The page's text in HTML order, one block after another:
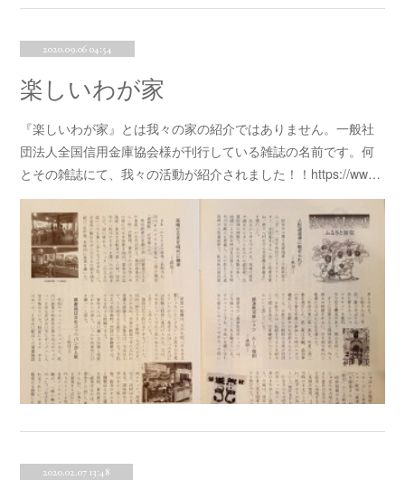
2020.09.06 04:54
楽しいわが家
『楽しいわが家』とは我々の家の紹介ではありません。一般社
団法人全国信用金庫協会様が刊行している雑誌の名前です。何
とその雑誌にて、我々の活動が紹介されました！！https://ww…
2020.02.07 13:48